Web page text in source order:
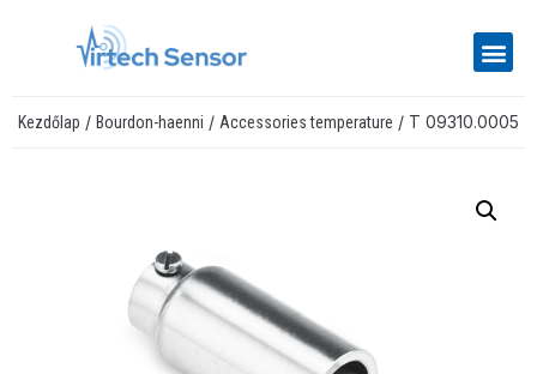
Kezdőlap / Bourdon-haenni / Accessories temperature / T 09310.0005